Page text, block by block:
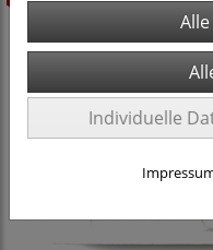
Individuelle